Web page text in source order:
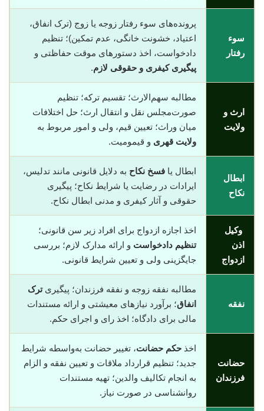
سوء
رفتار
پرونده‌های سوء رفتار زوجه یا زوج (ترک انفاق،
اعتیاد، خشونت خانگی، عدم تمکین)؛ تنظیم
دادخواست، اخذ دستورهای موقت حفاظتی و
پیگیری کیفری و حقوقی لازم.
ارث و
ولایت
مطالبه سهم‌الارث؛ تقسیم ترکه؛ تنظیم
صورت‌مجلس نقل و انتقال ارث؛ حل اختلافات
میان وراث؛ تعیین قیم، ولی و امور مربوط به
ولایت قهری و قیمومیت.
ابطال
نکاح
ابطال یا فسخ نکاح به دلایل قانونی مانند تدلیس،
ایرادات در رضایت یا شرایط نکاح؛ پیگیری
حقوقی و آثار کیفری و مدنی ابطال نکاح.
وکیل
اذن
ازدواج
اخذ اجازه ازدواج برای افراد زیر سن قانونی؛
تنظیم دادخواست و ارائه مدارک لازم؛ بررسی
جایگزینی ولی و تعیین شرایط قانونی.
نفقه
مطالبه نفقه زوجه و نفقه فرزندان؛ پیگیریترک
انفاق؛ برآورد نیازهای معیشتی و ارائه مستندات
مالی برای دادگاه؛ اخذ رای و اجرای حکم.
حضانت
فرزندان
اخذ حکم حضانت، تغییر حضانت به‌واسطه شرایط
جدید؛ تنظیم قرارداد ملاقات و تعیین نفقه و الزام
به انجام تکالیف والدین؛ تهیه مستندات
روانشناسی در صورت نیاز.